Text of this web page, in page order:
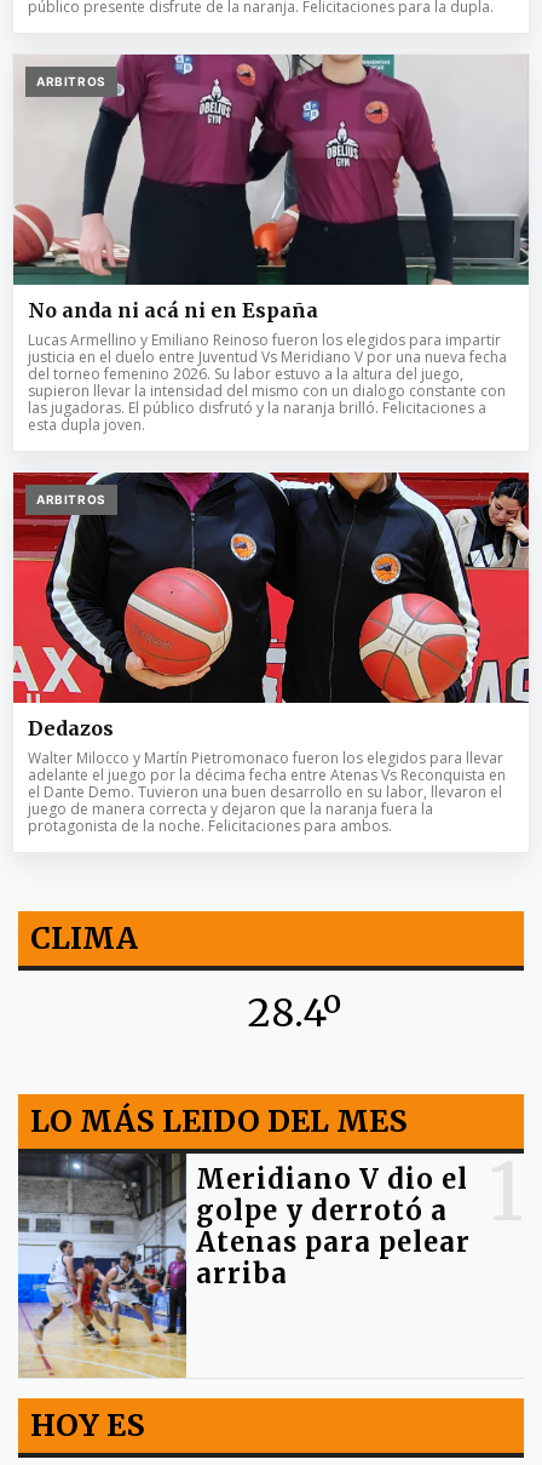
público presente disfrute de la naranja. Felicitaciones para la dupla.
ARBITROS
No anda ni acá ni en España
Lucas Armellino y Emiliano Reinoso fueron los elegidos para impartir
justicia en el duelo entre Juventud Vs Meridiano V por una nueva fecha
del torneo femenino 2026. Su labor estuvo a la altura del juego,
supieron llevar la intensidad del mismo con un dialogo constante con
las jugadoras. El público disfrutó y la naranja brilló. Felicitaciones a
esta dupla joven.
ARBITROS
Dedazos
Walter Milocco y Martín Pietromonaco fueron los elegidos para llevar
adelante el juego por la décima fecha entre Atenas Vs Reconquista en
el Dante Demo. Tuvieron una buen desarrollo en su labor, llevaron el
juego de manera correcta y dejaron que la naranja fuera la
protagonista de la noche. Felicitaciones para ambos.
CLIMA
28.4º
LO MÁS LEIDO DEL MES
Meridiano V dio el
golpe y derrotó a
Atenas para pelear
arriba
HOY ES